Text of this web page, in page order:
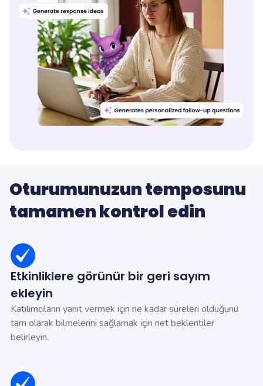
Oturumunuzun temposunu
tamamen kontrol edin
Etkinliklere görünür bir geri sayım
ekleyin
Katılımcıların yanıt vermek için ne kadar süreleri olduğunu
tam olarak bilmelerini sağlamak için net beklentiler
belirleyin.